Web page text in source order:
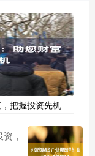
把握投资先机
，